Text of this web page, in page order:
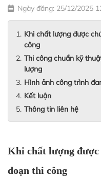
Ngày đăng: 25/12/2025
Khi chất lượng được
công
Thi công chuẩn kỹ
lượng
Hình ảnh công trình
Kết luận
Thông tin liên hệ
Khi chất lượng
đoạn thi công